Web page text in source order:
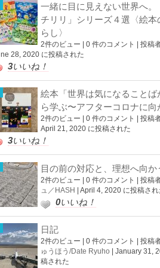
一緒に目に見えない世界へ。
チリリ」シリーズ４選〈絵本
らし〉
2件のビュー 0 件のコメント 投稿
28, 2020 に投稿された
3いいね！
絵本「世界は気になることば
ら学ぶ〜アフターコロナに向
2件のビュー 0 件のコメント 投稿
April 21, 2020 に投稿された
3いいね！
目の前の対応と、理想へ向か
2件のビュー | 0 件のコメント | 投稿
ュ／HASH | April 4, 2020 に投稿され
0いいね！
日記
2件のビュー | 0 件のコメント | 投稿
ゅうほう/Date Ryuho | January 31,
稿された